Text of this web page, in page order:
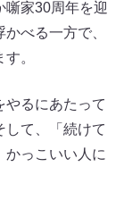
噺家30周年を迎
べる一方で、
。
やるにあたって
して、「続けて
かっこいい人に